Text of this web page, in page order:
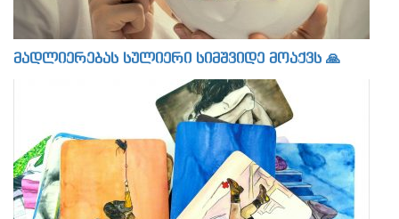
მადლიერებას სულიერი სიმშვიდე მოაქვს 🙏